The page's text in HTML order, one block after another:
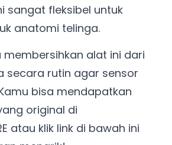
sangat fleksibel untuk
anatomi telinga.
membersihkan alat ini dari
secara rutin agar sensor
bisa mendapatkan
original di
atau klik link di bawah ini